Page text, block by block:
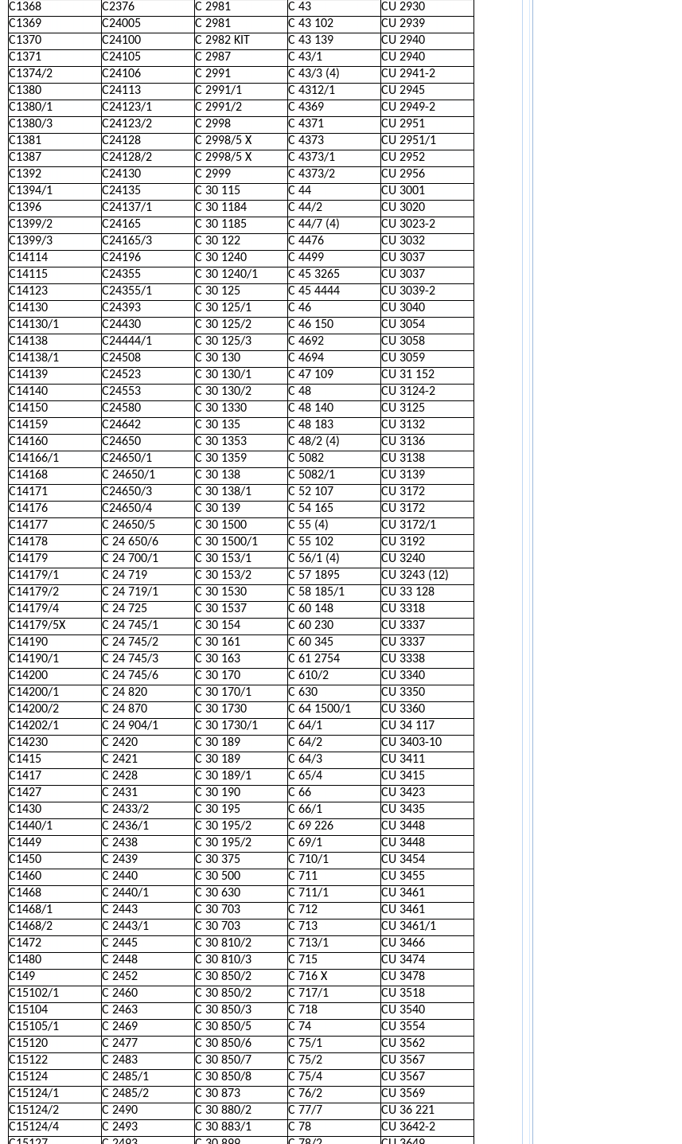
C1368
C2376 C 2981 C 43
CU 2930
C1369
C24005 C 2981 C 43 102
CU 2939
C1370
C24100 C 2982 KIT C 43 139
CU 2940
C1371
C24105 C 2987 C 43/1
CU 2940
C1374/2
C24106 C 2991 C 43/3 (4)
CU 2941-2
C1380
C24113 C 2991/1 C 4312/1
CU 2945
C1380/1
C24123/1 C 2991/2 C 4369
CU 2949-2
C1380/3
C24123/2 C 2998 C 4371
CU 2951
C1381
C24128 C 2998/5 X C 4373
CU 2951/1
C1387
C24128/2 C 2998/5 X C 4373/1
CU 2952
C1392
C24130 C 2999 C 4373/2
CU 2956
C1394/1
C24135 C 30 115 C 44
CU 3001
C1396
C24137/1 C 30 1184 C 44/2
CU 3020
C1399/2
C24165 C 30 1185 C 44/7 (4)
CU 3023-2
C1399/3
C24165/3 C 30 122 C 4476
CU 3032
C14114
C24196 C 30 1240 C 4499
CU 3037
C14115
C24355 C 30 1240/1 C 45 3265
CU 3037
C14123
C24355/1 C 30 125 C 45 4444
CU 3039-2
C14130
C24393 C 30 125/1 C 46
CU 3040
C14130/1
C24430 C 30 125/2 C 46 150
CU 3054
C14138
C24444/1 C 30 125/3 C 4692
CU 3058
C14138/1
C24508 C 30 130 C 4694
CU 3059
C14139
C24523 C 30 130/1 C 47 109
CU 31 152
C14140
C24553 C 30 130/2 C 48
CU 3124-2
C14150
C24580 C 30 1330 C 48 140
CU 3125
C14159
C24642 C 30 135 C 48 183
CU 3132
C14160
C24650 C 30 1353 C 48/2 (4)
CU 3136
C14166/1
C24650/1 C 30 1359 C 5082
CU 3138
C14168
C 24650/1 C 30 138 C 5082/1
CU 3139
C14171
C24650/3 C 30 138/1 C 52 107
CU 3172
C14176
C24650/4 C 30 139 C 54 165
CU 3172
C14177
C 24650/5 C 30 1500 C 55 (4)
CU 3172/1
C14178
C 24 650/6 C 30 1500/1 C 55 102
CU 3192
C14179
C 24 700/1 C 30 153/1 C 56/1 (4)
CU 3240
C14179/1
C 24 719 C 30 153/2 C 57 1895
CU 3243 (12)
C14179/2
C 24 719/1 C 30 1530 C 58 185/1
CU 33 128
C14179/4
C 24 725 C 30 1537 C 60 148
CU 3318
C14179/5X
C 24 745/1 C 30 154 C 60 230
CU 3337
C14190
C 24 745/2 C 30 161 C 60 345
CU 3337
C14190/1
C 24 745/3 C 30 163 C 61 2754
CU 3338
C14200
C 24 745/6 C 30 170 C 610/2
CU 3340
C14200/1
C 24 820 C 30 170/1 C 630
CU 3350
C14200/2
C 24 870 C 30 1730 C 64 1500/1
CU 3360
C14202/1
C 24 904/1 C 30 1730/1 C 64/1
CU 34 117
C14230
C 2420 C 30 189 C 64/2
CU 3403-10
C1415
C 2421 C 30 189 C 64/3
CU 3411
C1417
C 2428 C 30 189/1 C 65/4
CU 3415
C1427
C 2431 C 30 190 C 66
CU 3423
C1430
C 2433/2 C 30 195 C 66/1
CU 3435
C1440/1
C 2436/1 C 30 195/2 C 69 226
CU 3448
C1449
C 2438 C 30 195/2 C 69/1
CU 3448
C1450
C 2439 C 30 375 C 710/1
CU 3454
C1460
C 2440 C 30 500 C 711
CU 3455
C1468
C 2440/1 C 30 630 C 711/1
CU 3461
C1468/1
C 2443 C 30 703 C 712
CU 3461
C1468/2
C 2443/1 C 30 703 C 713
CU 3461/1
C1472
C 2445 C 30 810/2 C 713/1
CU 3466
C1480
C 2448 C 30 810/3 C 715
CU 3474
C149
C 2452 C 30 850/2 C 716 X
CU 3478
C15102/1
C 2460 C 30 850/2 C 717/1
CU 3518
C15104
C 2463 C 30 850/3 C 718
CU 3540
C15105/1
C 2469 C 30 850/5 C 74
CU 3554
C15120
C 2477 C 30 850/6 C 75/1
CU 3562
C15122
C 2483 C 30 850/7 C 75/2
CU 3567
C15124
C 2485/1 C 30 850/8 C 75/4
CU 3567
C15124/1
C 2485/2 C 30 873 C 76/2
CU 3569
C15124/2
C 2490 C 30 880/2 C 77/7
CU 36 221
C15124/4
C 2493 C 30 883/1 C 78
CU 3642-2